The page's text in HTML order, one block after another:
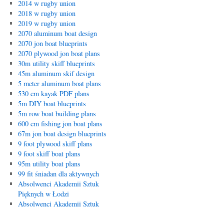
2014 w rugby union
2018 w rugby union
2019 w rugby union
2070 aluminum boat design
2070 jon boat blueprints
2070 plywood jon boat plans
30m utility skiff blueprints
45m aluminum skif design
5 meter aluminum boat plans
530 cm kayak PDF plans
5m DIY boat blueprints
5m row boat building plans
600 cm fishing jon boat plans
67m jon boat design blueprints
9 foot plywood skiff plans
9 foot skiff boat plans
95m utility boat plans
99 fit śniadan dla aktywnych
Absolwenci Akademii Sztuk
Pięknych w Łodzi
Absolwenci Akademii Sztuk